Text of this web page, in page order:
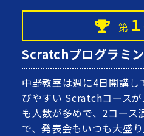
第 1
Scratchプログラミ
中野教室は週に4日開講し
びやすい Scratchコース
も人数が多めで、2コース
で、発表会もいつも大盛り